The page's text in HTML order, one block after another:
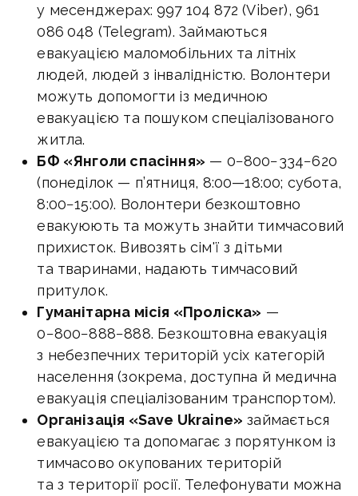
у месенджерах: 997 104 872 (Viber), 961
086 048 (Telegram). Займаються
евакуацією маломобільних та літніх
людей, людей з інвалідністю. Волонтери
можуть допомогти із медичною
евакуацією та пошуком спеціалізованого
житла.
БФ «Янголи спасіння» — 0−800−334−620
(понеділок — п’ятниця, 8:00—18:00; субота,
8:00−15:00). Волонтери безкоштовно
евакуюють та можуть знайти тимчасовий
прихисток. Вивозять сім'ї з дітьми
та тваринами, надають тимчасовий
притулок.
Гуманітарна місія «Проліска» —
0−800−888−888. Безкоштовна евакуація
з небезпечних територій усіх категорій
населення (зокрема, доступна й медична
евакуація спеціалізованим транспортом).
Організація «Save Ukraine» займається
евакуацією та допомагає з порятунком із
тимчасово окупованих територій
та з території росії. Телефонувати можна